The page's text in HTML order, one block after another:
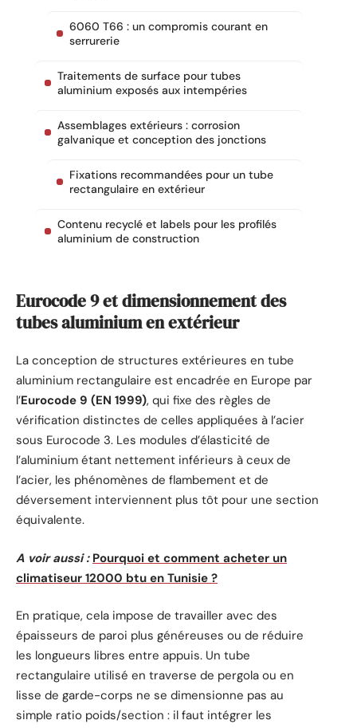
6060 T66 : un compromis courant en
serrurerie
Traitements de surface pour tubes
aluminium exposés aux intempéries
Assemblages extérieurs : corrosion
galvanique et conception des jonctions
Fixations recommandées pour un tube
rectangulaire en extérieur
Contenu recyclé et labels pour les profilés
aluminium de construction
Eurocode 9 et dimensionnement des
tubes aluminium en extérieur
La conception de structures extérieures en tube
aluminium rectangulaire est encadrée en Europe par
l’Eurocode 9 (EN 1999), qui fixe des règles de
vérification distinctes de celles appliquées à l’acier
sous Eurocode 3. Les modules d’élasticité de
l’aluminium étant nettement inférieurs à ceux de
l’acier, les phénomènes de flambement et de
déversement interviennent plus tôt pour une section
équivalente.
A voir aussi : Pourquoi et comment acheter un
climatiseur 12000 btu en Tunisie ?
En pratique, cela impose de travailler avec des
épaisseurs de paroi plus généreuses ou de réduire
les longueurs libres entre appuis. Un tube
rectangulaire utilisé en traverse de pergola ou en
lisse de garde-corps ne se dimensionne pas au
simple ratio poids/section : il faut intégrer les